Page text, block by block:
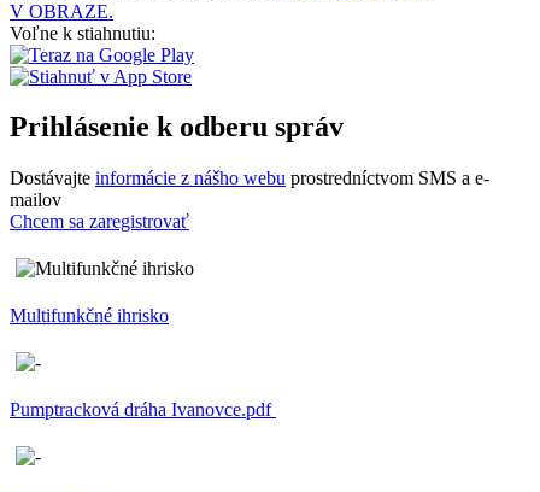
V OBRAZE.
Voľne k stiahnutiu:
Prihlásenie k odberu správ
Dostávajte informácie z nášho webu prostredníctvom SMS a e-
mailov
Chcem sa zaregistrovať
Multifunkčné ihrisko
Pumptracková dráha Ivanovce.pdf